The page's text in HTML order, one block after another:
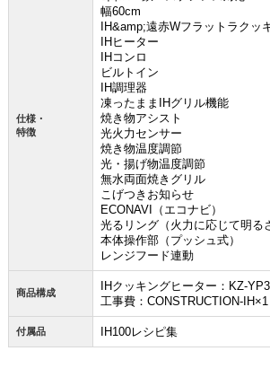
仕様・
特徴
幅60cm
IH&amp;遠赤Wフラットラクッ
IHヒーター
IHコンロ
ビルトイン
IH調理器
凍ったままIHグリル機能
焼き物アシスト
光火力センサー
焼き物温度調節
光・揚げ物温度調節
無水両面焼きグリル
こげつきお知らせ
ECONAVI（エコナビ）
光るリング（火力に応じて明る
本体操作部（プッシュ式）
レンジフード連動
商品構成
IHクッキングヒーター：KZ-
工事費：CONSTRUCTION-IH×1
付属品 IH100レシピ集